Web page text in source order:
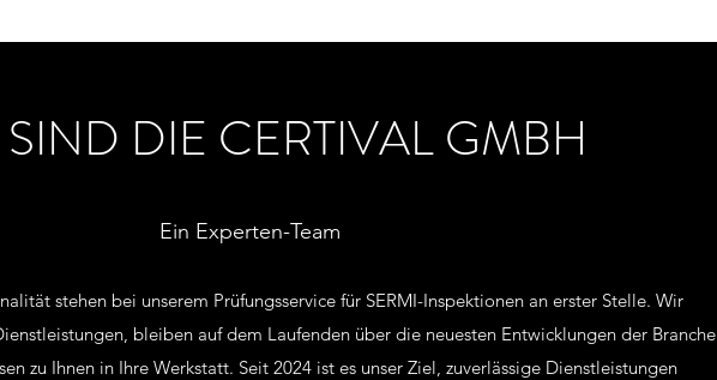
DIE CERTIVAL GMBH
Ein Experten-Team
stehen bei unserem Prüfungsservice für SERMI-Inspektionen an erster Stelle. Wir
bleiben auf dem Laufenden über die neuesten Entwicklungen der Branche
zu Ihnen in Ihre Werkstatt. Seit 2024 ist es unser Ziel, zuverlässige Dienstleistungen